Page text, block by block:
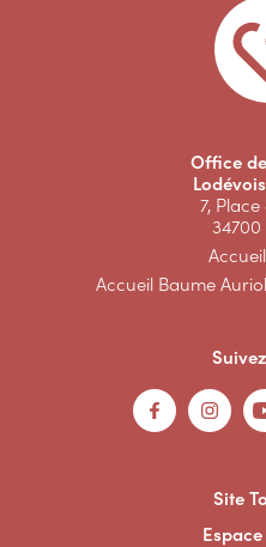
Office
7,
Accueil Baume
Site